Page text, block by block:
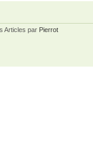
Articles par Pierrot